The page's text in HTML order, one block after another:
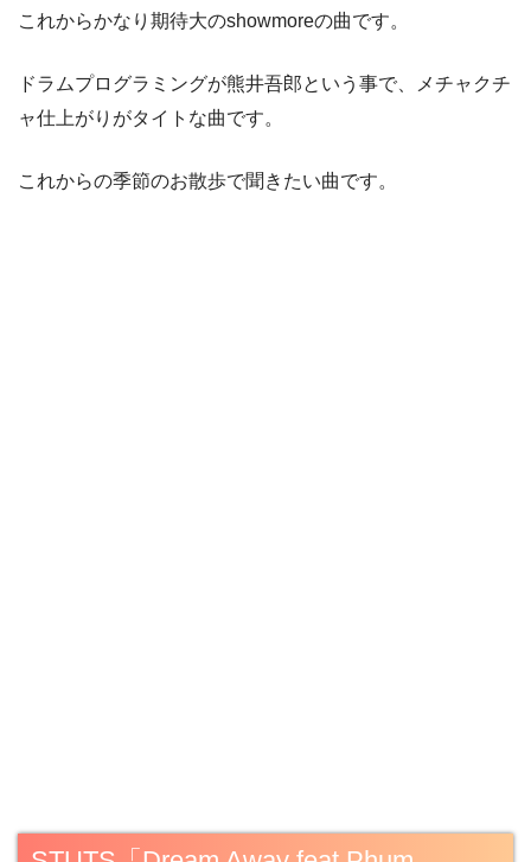
これからかなり期待大のshowmoreの曲です。
ドラムプログラミングが熊井吾郎という事で、メチャクチ
ャ仕上がりがタイトな曲です。
これからの季節のお散歩で聞きたい曲です。